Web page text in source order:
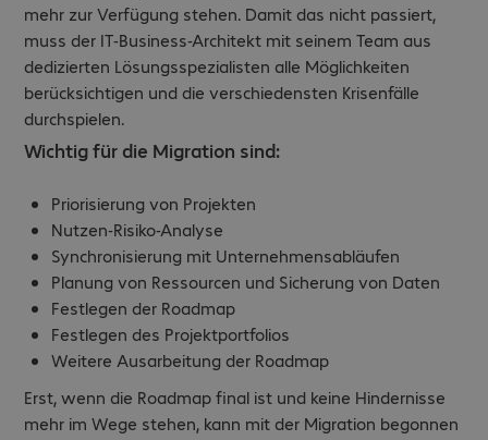
mehr zur Verfügung stehen. Damit das nicht passiert,
muss der IT-Business-Architekt mit seinem Team aus
dedizierten Lösungsspezialisten alle Möglichkeiten
berücksichtigen und die verschiedensten Krisenfälle
durchspielen.
Wichtig für die Migration sind:
Priorisierung von Projekten
Nutzen-Risiko-Analyse
Synchronisierung mit Unternehmensabläufen
Planung von Ressourcen und Sicherung von Daten
Festlegen der Roadmap
Festlegen des Projektportfolios
Weitere Ausarbeitung der Roadmap
Erst, wenn die Roadmap final ist und keine Hindernisse
mehr im Wege stehen, kann mit der Migration begonnen